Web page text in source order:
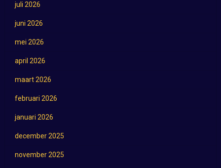
juli 2026
juni 2026
mei 2026
april 2026
maart 2026
februari 2026
januari 2026
december 2025
november 2025